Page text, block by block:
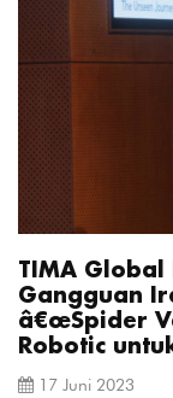
TIMA
Gangguan
â€œSpider
Robotic
17 Juni 2023